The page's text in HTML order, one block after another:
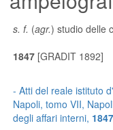
s. f. (agr.) studio delle
1847[GRADIT 1892]
- Atti del reale istituto
Napoli, tomo VII,
degli affari interni, 1847